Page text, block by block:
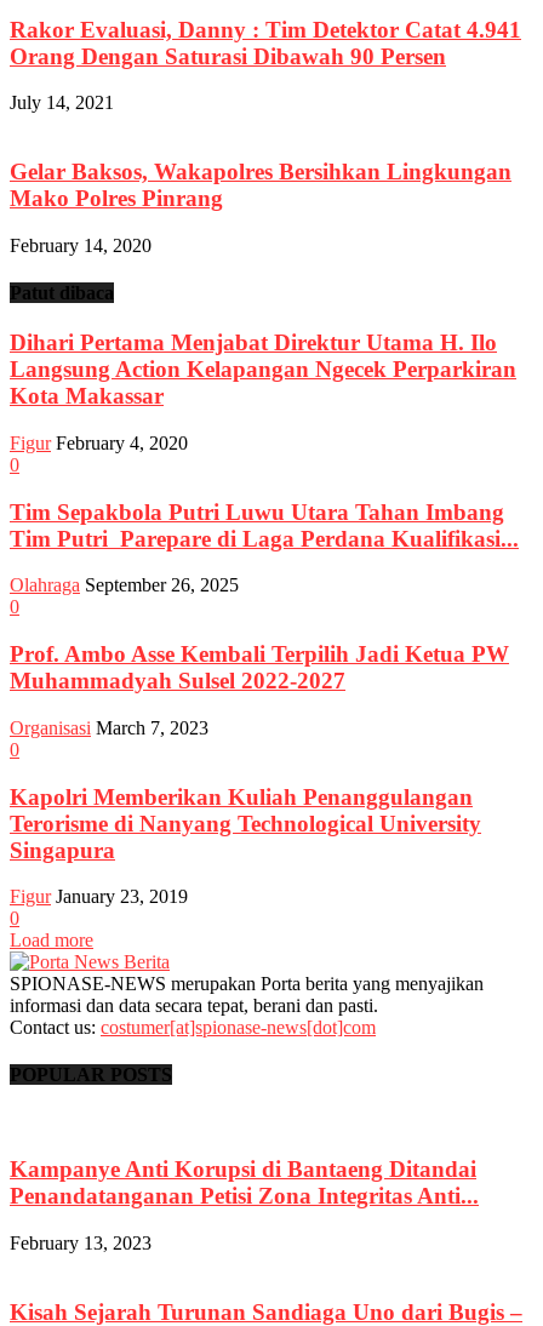
Rakor Evaluasi, Danny : Tim Detektor Catat 4.941
Orang Dengan Saturasi Dibawah 90 Persen
July 14, 2021
Gelar Baksos, Wakapolres Bersihkan Lingkungan
Mako Polres Pinrang
February 14, 2020
Patut dibaca
Dihari Pertama Menjabat Direktur Utama H. Ilo
Langsung Action Kelapangan Ngecek Perparkiran
Kota Makassar
Figur February 4, 2020
0
Tim Sepakbola Putri Luwu Utara Tahan Imbang
Tim Putri Parepare di Laga Perdana Kualifikasi...
Olahraga September 26, 2025
0
Prof. Ambo Asse Kembali Terpilih Jadi Ketua PW
Muhammadyah Sulsel 2022-2027
Organisasi March 7, 2023
0
Kapolri Memberikan Kuliah Penanggulangan
Terorisme di Nanyang Technological University
Singapura
Figur January 23, 2019
0
Load more
SPIONASE-NEWS merupakan Porta berita yang menyajikan
informasi dan data secara tepat, berani dan pasti.
Contact us: costumer[at]spionase-news[dot]com
POPULAR POSTS
Kampanye Anti Korupsi di Bantaeng Ditandai
Penandatanganan Petisi Zona Integritas Anti...
February 13, 2023
Kisah Sejarah Turunan Sandiaga Uno dari Bugis –